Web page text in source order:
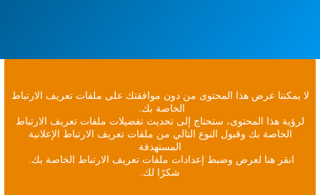
لا يمكننا عرض هذا المحتوى من دون موافقتك على ملفات تعريف الارتباط
الخاصة بك.
لرؤية هذا المحتوى، ستحتاج إلى تحديث تفضيلات ملفات تعريف الارتباط
الخاصة بك وقبول النوع التالي من ملفات تعريف الارتباط الإعلانية
المستهدفة
انقر هنا لعرض وضبط إعدادات ملفات تعريف الارتباط الخاصة بك.
شكرًا لك.